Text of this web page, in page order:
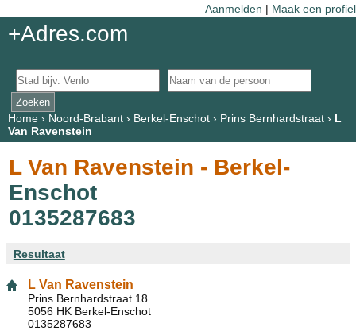
Aanmelden | Maak een profiel
+Adres.com
Home› Noord-Brabant› Berkel-Enschot› Prins Bernhardstraat› L
Van Ravenstein
L Van Ravenstein - Berkel-
Enschot
0135287683
Resultaat
L Van Ravenstein
Prins Bernhardstraat 18
5056 HK Berkel-Enschot
0135287683